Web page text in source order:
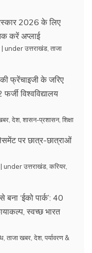
2026 के लिए
करें अप्लाई
| underउत्तराखंड ताजा
फ्रेंचाइजी के जरिए
विश्वविद्यालय
देश, शासन-प्रशासन, शिक्षा
पर छात्र-छात्राओं
| underउत्तराखंड करियर
‘ईको पार्क’: 40
स्वच्छ भारत
ताजा खबर देश, पर्यावरण &